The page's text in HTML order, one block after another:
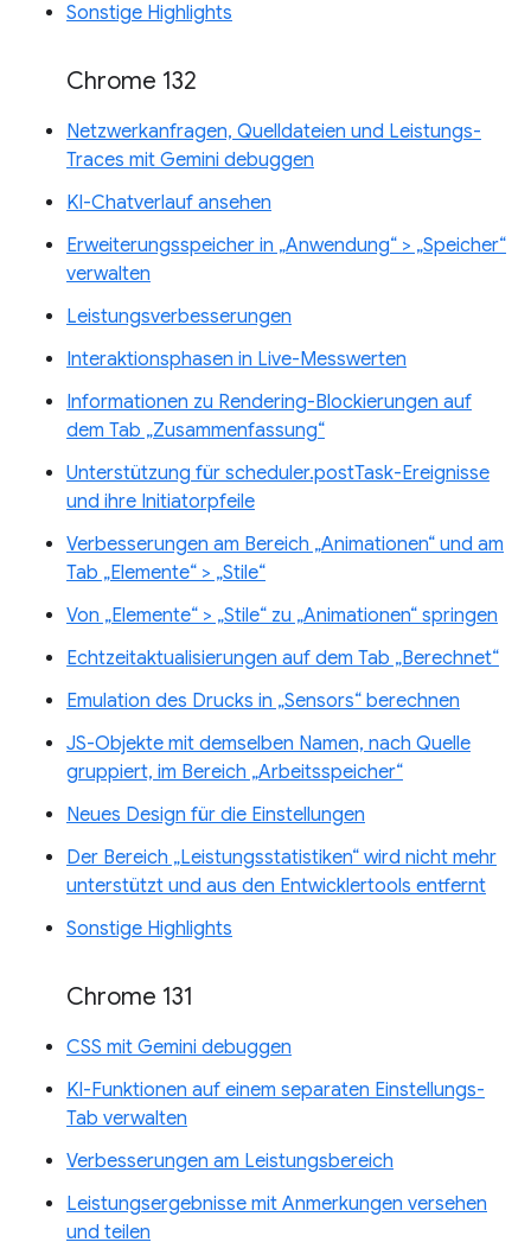
Sonstige Highlights
Chrome 132
Netzwerkanfragen, Quelldateien und Leistungs-
Traces mit Gemini debuggen
KI-Chatverlauf ansehen
Erweiterungsspeicher in „Anwendung“ > „Speicher“
verwalten
Leistungsverbesserungen
Interaktionsphasen in Live-Messwerten
Informationen zu Rendering-Blockierungen auf
dem Tab „Zusammenfassung“
Unterstützung für scheduler.postTask-Ereignisse
und ihre Initiatorpfeile
Verbesserungen am Bereich „Animationen“ und am
Tab „Elemente“ > „Stile“
Von „Elemente“ > „Stile“ zu „Animationen“ springen
Echtzeitaktualisierungen auf dem Tab „Berechnet“
Emulation des Drucks in „Sensors“ berechnen
JS-Objekte mit demselben Namen, nach Quelle
gruppiert, im Bereich „Arbeitsspeicher“
Neues Design für die Einstellungen
Der Bereich „Leistungsstatistiken“ wird nicht mehr
unterstützt und aus den Entwicklertools entfernt
Sonstige Highlights
Chrome 131
CSS mit Gemini debuggen
KI-Funktionen auf einem separaten Einstellungs-
Tab verwalten
Verbesserungen am Leistungsbereich
Leistungsergebnisse mit Anmerkungen versehen
und teilen